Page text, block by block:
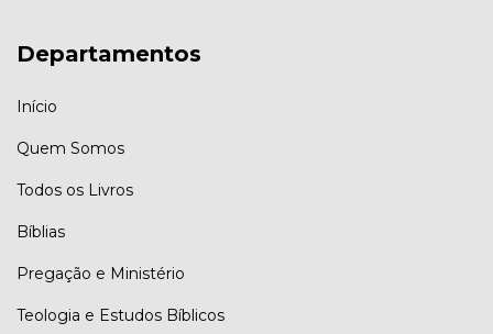
Departamentos
Início
Quem Somos
Todos os Livros
Bíblias
Pregação e Ministério
Teologia e Estudos Bíblicos